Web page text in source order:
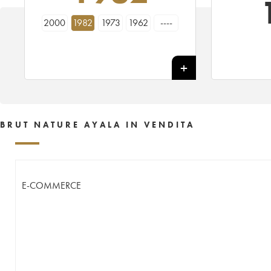
2000 1982 1973 1962 ----
BRUT NATURE AYALA IN VENDITA
E-COMMERCE